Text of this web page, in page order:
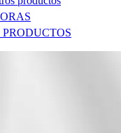
PRODUCTOS